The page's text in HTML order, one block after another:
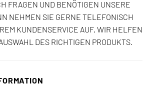
FRAGEN UND BENÖTIGEN UNSERE
NEHMEN SIE GERNE TELEFONISCH
KUNDENSERVICE AUF, WIR HELFEN
DES RICHTIGEN PRODUKTS.